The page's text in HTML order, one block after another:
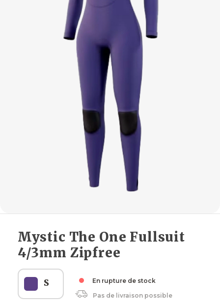
Mystic The One Fullsuit
4/3mm Zipfree
S
En rupture de stock
Pas de livraison possible